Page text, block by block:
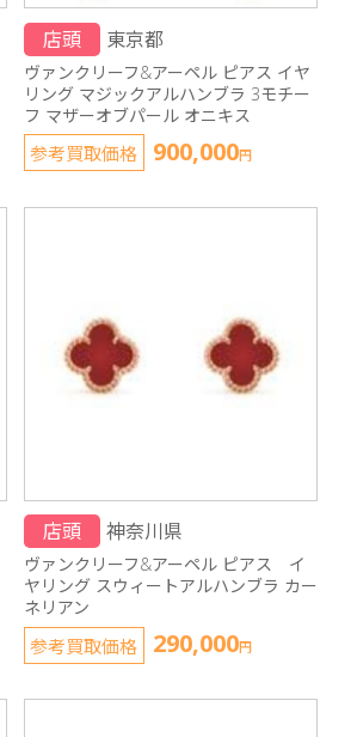
店頭 東京都
ヴァンクリーフ&アーペル ピアス イヤ
リング マジックアルハンブラ 3モチー
フ マザーオブパール オニキス
参考買取価格 900,000円
店頭 神奈川県
ヴァンクリーフ&アーペル ピアス イ
ヤリング スウィートアルハンブラ カー
ネリアン
参考買取価格 290,000円